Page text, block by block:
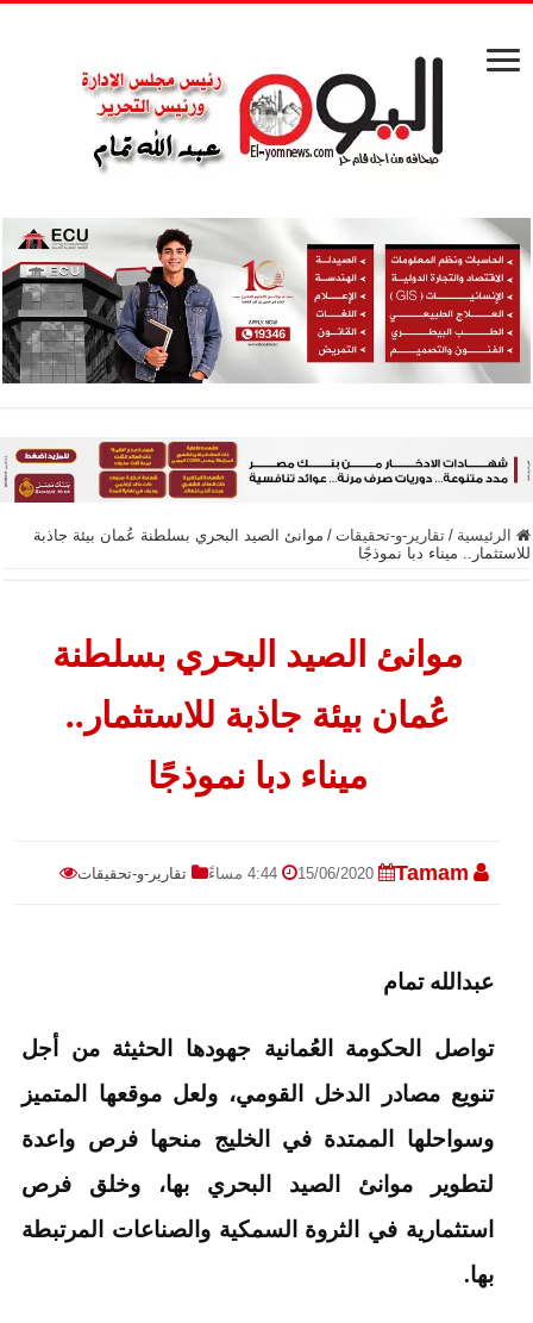
الرئيسية / تقارير-و-تحقيقات / موانئ الصيد البحري بسلطنة عُمان بيئة جاذبة
للاستثمار.. ميناء دبا نموذجًا
موانئ الصيد البحري بسلطنة
عُمان بيئة جاذبة للاستثمار..
ميناء دبا نموذجًا
Tamam
15/06/2020 4:44 مساءً تقارير-و-تحقيقات
عبدالله تمام
تواصل الحكومة العُمانية جهودها الحثيثة من أجل
تنويع مصادر الدخل القومي، ولعل موقعها المتميز
وسواحلها الممتدة في الخليج منحها فرص واعدة
لتطوير موانئ الصيد البحري بها، وخلق فرص
استثمارية في الثروة السمكية والصناعات المرتبطة
بها.